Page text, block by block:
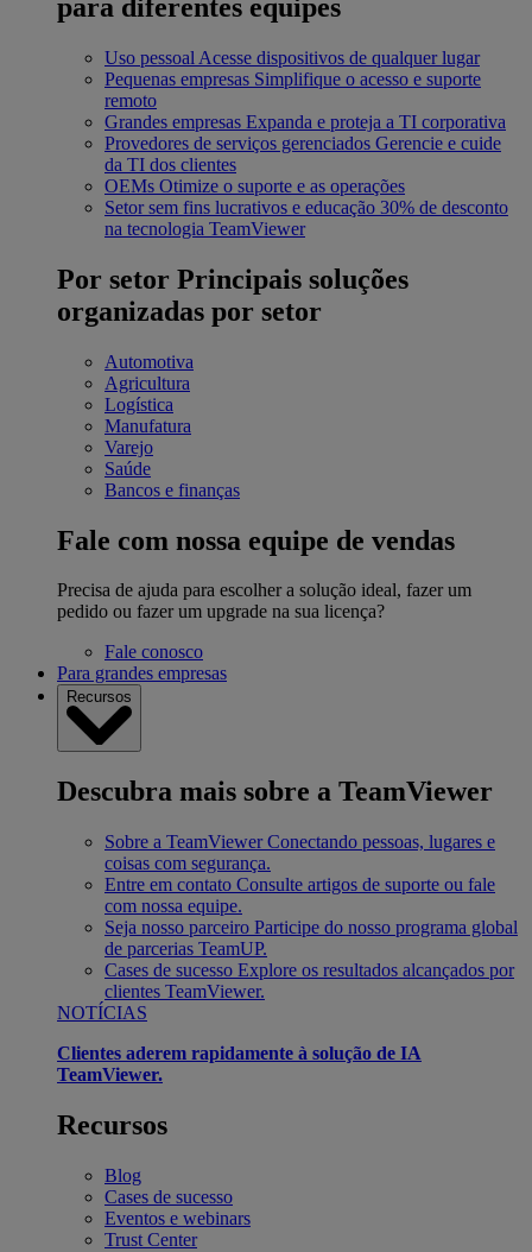
para diferentes equipes
Uso pessoal Acesse dispositivos de qualquer lugar
Pequenas empresas Simplifique o acesso e suporte
remoto
Grandes empresas Expanda e proteja a TI corporativa
Provedores de serviços gerenciados Gerencie e cuide
da TI dos clientes
OEMs Otimize o suporte e as operações
Setor sem fins lucrativos e educação 30% de desconto
na tecnologia TeamViewer
Por setor Principais soluções
organizadas por setor
Automotiva
Agricultura
Logística
Manufatura
Varejo
Saúde
Bancos e finanças
Fale com nossa equipe de vendas
Precisa de ajuda para escolher a solução ideal, fazer um
pedido ou fazer um upgrade na sua licença?
Fale conosco
Para grandes empresas
Recursos
Descubra mais sobre a TeamViewer
Sobre a TeamViewer Conectando pessoas, lugares e
coisas com segurança.
Entre em contato Consulte artigos de suporte ou fale
com nossa equipe.
Seja nosso parceiro Participe do nosso programa global
de parcerias TeamUP.
Cases de sucesso Explore os resultados alcançados por
clientes TeamViewer.
NOTÍCIAS
Clientes aderem rapidamente à solução de IA
TeamViewer.
Recursos
Blog
Cases de sucesso
Eventos e webinars
Trust Center